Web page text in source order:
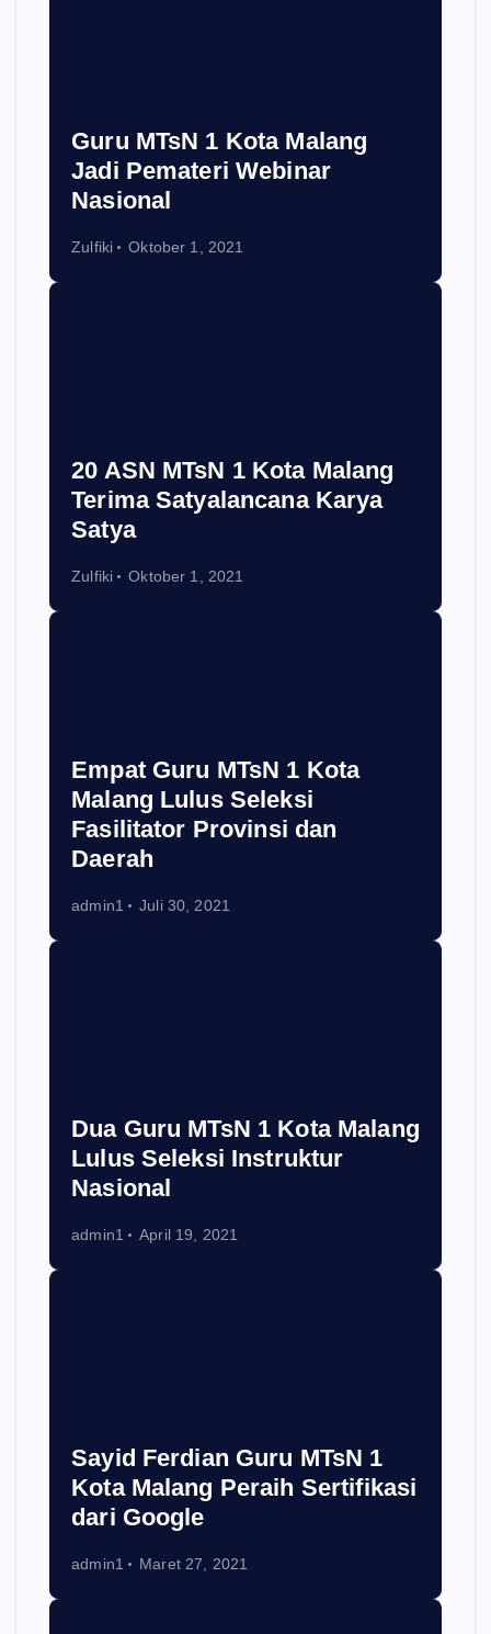
Guru MTsN 1 Kota Malang
Jadi Pemateri Webinar
Nasional
Zulfiki Oktober 1, 2021
20 ASN MTsN 1 Kota Malang
Terima Satyalancana Karya
Satya
Zulfiki Oktober 1, 2021
Empat Guru MTsN 1 Kota
Malang Lulus Seleksi
Fasilitator Provinsi dan
Daerah
admin1 Juli 30, 2021
Dua Guru MTsN 1 Kota Malang
Lulus Seleksi Instruktur
Nasional
admin1 April 19, 2021
Sayid Ferdian Guru MTsN 1
Kota Malang Peraih Sertifikasi
dari Google
admin1 Maret 27, 2021